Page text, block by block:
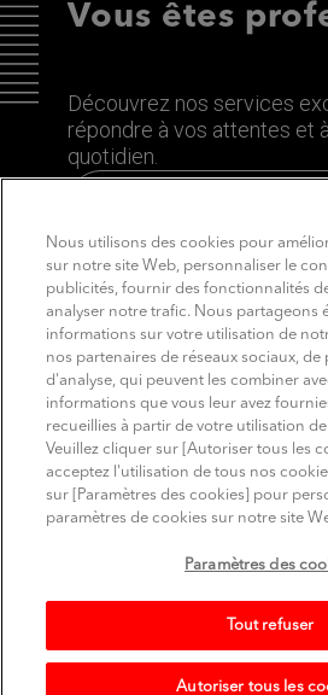
Vous êtes
Découvrez nos services
répondre à vos attentes et
quotidien.
Découvrez le site dédié
SUIVEZ MITSUBISHI ELECTRIC
YoutubeLinkedinInstagram
Comptes officiels sur les
© Mitsubishi Electric Europe B.V.
Politique relative aux cookies
Nous utilisons des cookies pour
sur notre site Web, personnaliser le
publicités, fournir des fonctionnalités
analyser notre trafic. Nous partageons
informations sur votre utilisation de
nos partenaires de réseaux sociaux, de
d'analyse, qui peuvent les combiner
informations que vous leur avez
recueillies à partir de votre utilisation
Veuillez cliquer sur [Autoriser tous les
acceptez l'utilisation de tous nos
sur [Paramètres des cookies] pour
paramètres de cookies sur notre site
Paramètres des
Tout refuser
Autoriser tous les